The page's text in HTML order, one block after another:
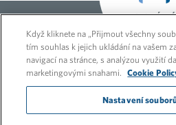
GLOBÁLNÍ
STRÁNKA
Když kliknete na „Přijmout všechny
tím souhlas k jejich ukládání na vašem
navigací na stránce, s analýzou využití
marketingovými snahami.
Cookie
Nastavení